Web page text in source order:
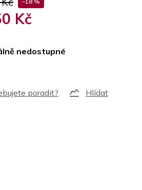
Kč
nedostupné
Hlídat